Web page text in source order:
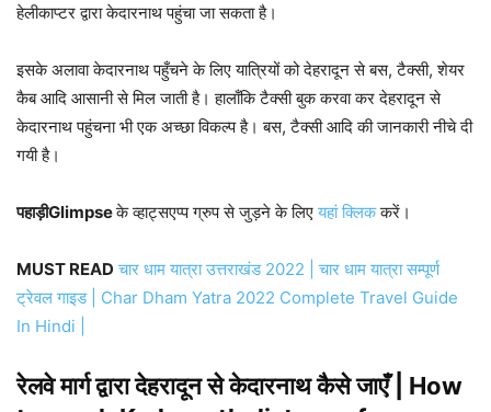
हेलीकाप्टर द्वारा केदारनाथ पहुंचा जा सकता है।
इसके अलावा केदारनाथ पहुँचने के लिए यात्रियों को देहरादून से बस, टैक्सी, शेयर
कैब आदि आसानी से मिल जाती है। हालाँकि टैक्सी बुक करवा कर देहरादून से
केदारनाथ पहुंचना भी एक अच्छा विकल्प है। बस, टैक्सी आदि की जानकारी नीचे दी
गयी है।
पहाड़ीGlimpseके व्हाट्सएप्प ग्रुप से जुड़ने के लिएयहां क्लिककरें।
MUST READ चार धाम यात्रा उत्तराखंड 2022 | चार धाम यात्रा सम्पूर्ण
ट्रेवल गाइड | Char Dham Yatra 2022 Complete Travel Guide
In Hindi |
रेलवे मार्ग द्वारा देहरादून से केदारनाथ कैसे जाएँ | How